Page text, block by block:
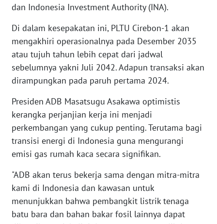
dan Indonesia Investment Authority (INA).
Di dalam kesepakatan ini, PLTU Cirebon-1 akan
mengakhiri operasionalnya pada Desember 2035
atau tujuh tahun lebih cepat dari jadwal
sebelumnya yakni Juli 2042. Adapun transaksi akan
dirampungkan pada paruh pertama 2024.
Presiden ADB Masatsugu Asakawa optimistis
kerangka perjanjian kerja ini menjadi
perkembangan yang cukup penting. Terutama bagi
transisi energi di Indonesia guna mengurangi
emisi gas rumah kaca secara signifikan.
"ADB akan terus bekerja sama dengan mitra-mitra
kami di Indonesia dan kawasan untuk
menunjukkan bahwa pembangkit listrik tenaga
batu bara dan bahan bakar fosil lainnya dapat
BABEL
WN
SUMBAR
WN
SUMSEL
WN
BENGKULU
WN
JATENG